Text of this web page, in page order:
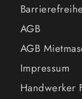
AGB
AGB
Impressum
Handwerker